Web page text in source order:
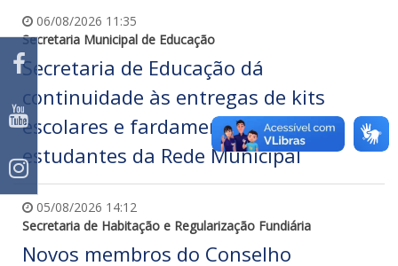
06/08/2026 11:35
Secretaria Municipal de Educação
Secretaria de Educação dá
continuidade às entregas de kits
escolares e fardamentos para
estudantes da Rede Municipal
05/08/2026 14:12
Secretaria de Habitação e Regularização Fundiária
Novos membros do Conselho